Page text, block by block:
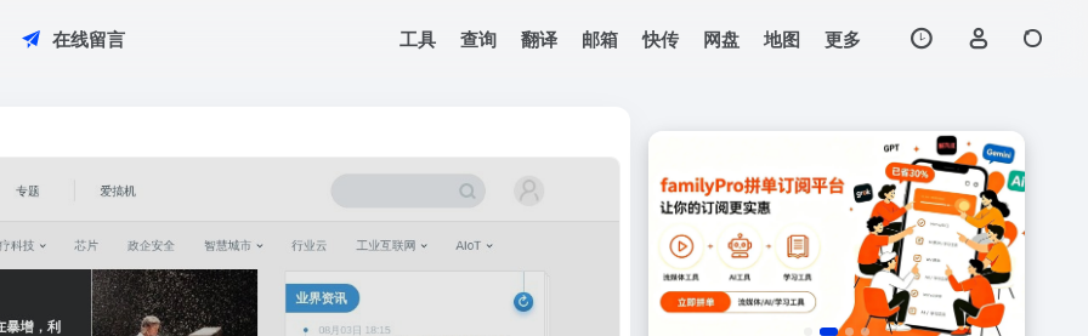
在线留言 工具 查询 翻译 邮箱 快传 网盘 地图 更多